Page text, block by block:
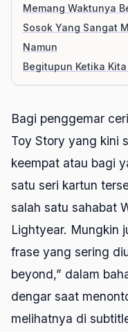
Memang Waktunya
Sosok Yang Sangat
Namun
Begitupun Ketika
Bagi penggemar
Toy Story yang kini
keempat atau bagi
satu seri kartun
salah satu sahabat
Lightyear. Mungkin
frase yang sering
beyond,” dalam
dengar saat
melihatnya di